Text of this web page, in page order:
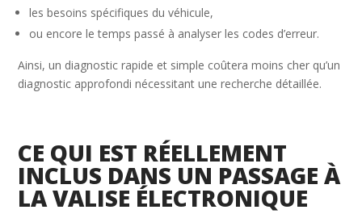
les besoins spécifiques du véhicule,
ou encore le temps passé à analyser les codes d’erreur.
Ainsi, un diagnostic rapide et simple coûtera moins cher qu’un
diagnostic approfondi nécessitant une recherche détaillée.
CE QUI EST RÉELLEMENT
INCLUS DANS UN PASSAGE À
LA VALISE ÉLECTRONIQUE